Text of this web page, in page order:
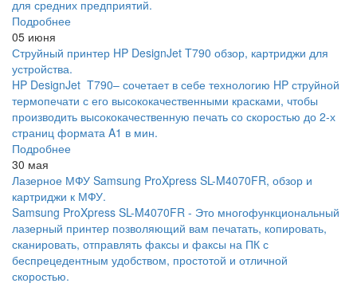
для средних предприятий.
Подробнее
05 июня
Струйный принтер HP DesignJet T790 обзор, картриджи для
устройства.
HP DesignJet T790– сочетает в себе технологию HP струйной
термопечати с его высококачественными красками, чтобы
производить высококачественную печать со скоростью до 2-х
страниц формата A1 в мин.
Подробнее
30 мая
Лазерное МФУ Samsung ProXpress SL-M4070FR, обзор и
картриджи к МФУ.
Samsung ProXpress SL-M4070FR - Это многофункциональный
лазерный принтер позволяющий вам печатать, копировать,
сканировать, отправлять факсы и факсы на ПК с
беспрецедентным удобством, простотой и отличной
скоростью.